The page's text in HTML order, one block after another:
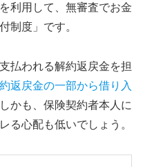
利用して、無審査でお金
制度」です。
払われる解約返戻金を担
返戻金の一部から借り入
しかも、保険契約者本人に
る心配も低いでしょう。